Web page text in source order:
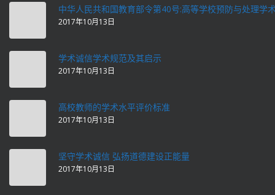
中华人民共和国教育部令第40号:高等学校预防与处理学
2017年10月13日
学术诚信学术规范及其启示
2017年10月13日
高校教师的学术水平评价标准
2017年10月13日
坚守学术诚信 弘扬道德建设正能量
2017年10月13日